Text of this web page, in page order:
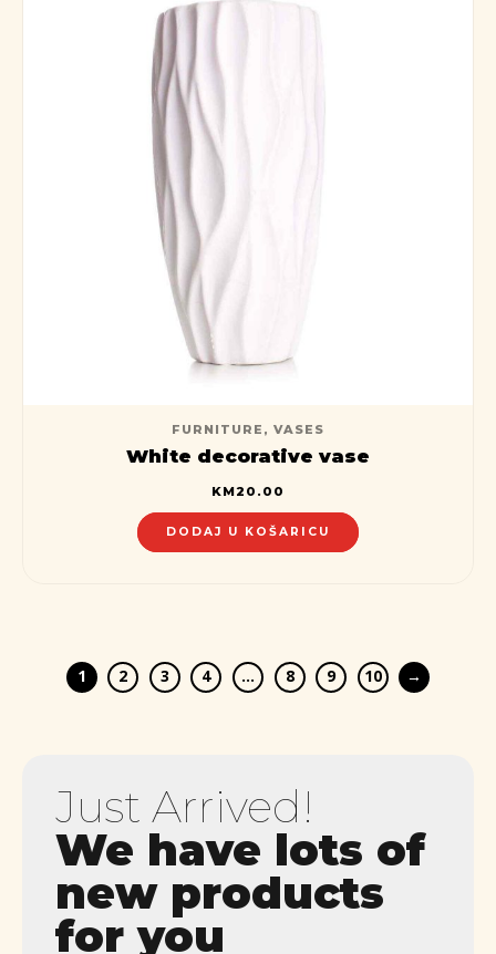
FURNITURE , VASES
White decorative vase
KM20.00
DODAJ U KOŠARICU
1 2 3 4 … 8 9 10 →
Just Arrived!
We have lots of
new products
for you